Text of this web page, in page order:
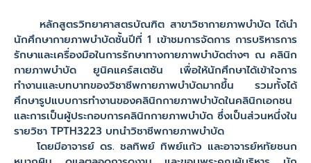
หลักสูตรวิทยาศาสตรบัณฑิต สาขาวิชากายภาพบำบัด ได้นำ
นักศึกษากายภาพบำบัดชั้นปีที่ 1 เข้าชมการจัดการ การบริหารการ
รักษาและเครื่องมือในการรักษาทางกายภาพบำบัดต่างๆ ณ คลินิก
กายภาพบำบัด ยูนิคแคร์สเตชัน เพื่อให้นักศึกษาได้เข้าใจการ
ทำงานและบทบาทของวิชาชีพกายภาพบำบัดมากขึ้น รวมทั้งได้
ศึกษารูปแบบการทำงานของคลินิกกายภาพบำบัดในคลินิกเอกชน
และการเป็นผู้ประกอบการคลินิกกายภาพบำบัด ซึ่งเป็นส่วนหนึ่งใน
รายวิชา TPTH3223 บทนำวิชาชีพกายภาพบำบัด
โดยมีอาจารย์ ดร. ชลทิพย์ ทิพย์แก้ว และอาจารย์หทัยชนก